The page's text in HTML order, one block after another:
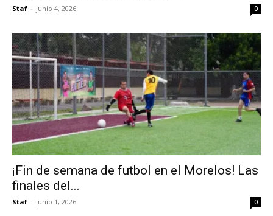
Staf - junio 4, 2026 0
¡Fin de semana de futbol en el Morelos! Las
finales del...
Staf - junio 1, 2026 0